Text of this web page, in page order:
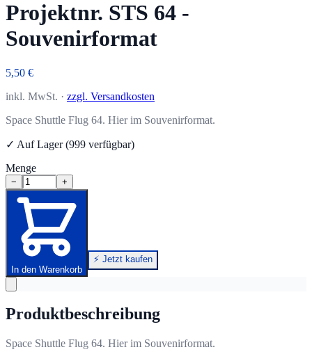
Projektnr. STS 64 -
Souvenirformat
5,50 €
inkl. MwSt. · zzgl. Versandkosten
Space Shuttle Flug 64. Hier im Souvenirformat.
✓ Auf Lager (999 verfügbar)
Menge
− +
In den Warenkorb
⚡ Jetzt kaufen
Produktbeschreibung
Space Shuttle Flug 64. Hier im Souvenirformat.